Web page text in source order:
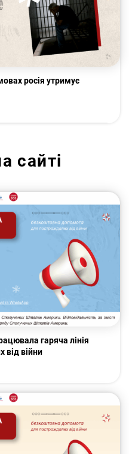
росія утримує
сайті
гаряча лінія
від війни